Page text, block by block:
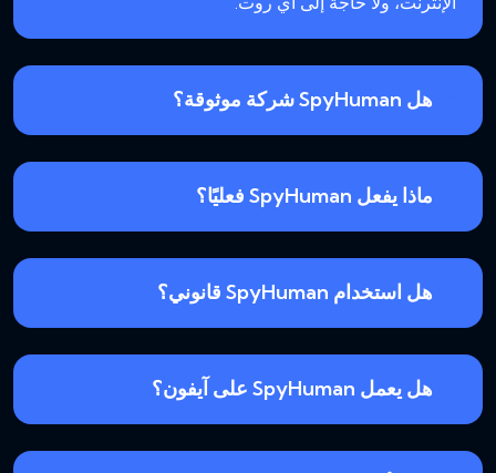
هل SpyHuman شركة موثوقة؟
ماذا يفعل SpyHuman فعليًا؟
هل استخدام SpyHuman قانوني؟
هل يعمل SpyHuman على آيفون؟